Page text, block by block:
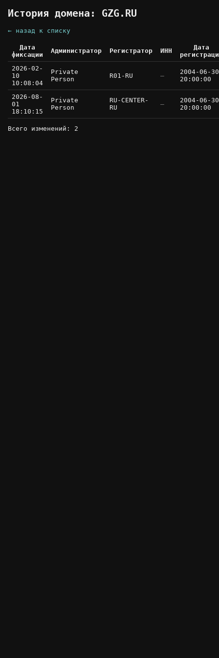
История домена: GZG.RU
← назад к списку
Дата
фиксации
Администратор Регистратор ИНН
Дата
2026-02-
10
10:08:04
Private
Person
R01-RU —
2004-06-30
20:00:00
2026-08-
01
18:10:15
Private
Person
RU-CENTER-
RU
—
2004-06-30
20:00:00
Всего изменений: 2